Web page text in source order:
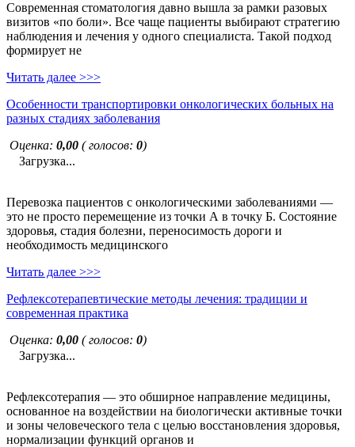
Современная стоматология давно вышла за рамки разовых
визитов «по боли». Все чаще пациенты выбирают стратегию
наблюдения и лечения у одного специалиста. Такой подход
формирует не
Читать далее >>>
Особенности транспортировки онкологических больных на
разных стадиях заболевания
Оценка: 0,00 ( голосов: 0)
Загрузка...
Перевозка пациентов с онкологическими заболеваниями —
это не просто перемещение из точки А в точку Б. Состояние
здоровья, стадия болезни, переносимость дороги и
необходимость медицинского
Читать далее >>>
Рефлексотерапевтические методы лечения: традиции и
современная практика
Оценка: 0,00 ( голосов: 0)
Загрузка...
Рефлексотерапия — это обширное направление медицины,
основанное на воздействии на биологически активные точки
и зоны человеческого тела с целью восстановления здоровья,
нормализации функций органов и